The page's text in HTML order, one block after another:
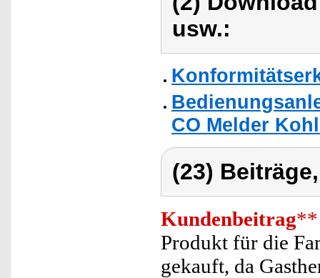
usw.:
CO Melder
(23)
Kundenbeitrag**
Produkt für die
gekauft, da